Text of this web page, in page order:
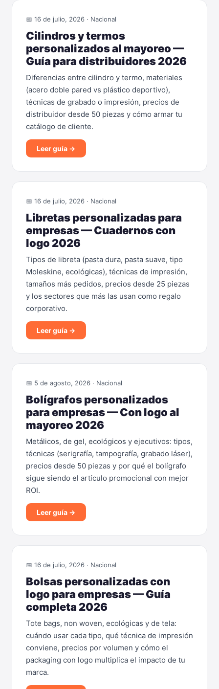
📅 16 de julio, 2026 · Nacional
Cilindros y termos
personalizados al mayoreo —
Guía para distribuidores 2026
Diferencias entre cilindro y termo, materiales
(acero doble pared vs plástico deportivo),
técnicas de grabado o impresión, precios de
distribuidor desde 50 piezas y cómo armar tu
catálogo de cliente.
Leer guía →
📅 16 de julio, 2026 · Nacional
Libretas personalizadas para
empresas — Cuadernos con
logo 2026
Tipos de libreta (pasta dura, pasta suave, tipo
Moleskine, ecológicas), técnicas de impresión,
tamaños más pedidos, precios desde 25 piezas
y los sectores que más las usan como regalo
corporativo.
Leer guía →
📅 5 de agosto, 2026 · Nacional
Bolígrafos personalizados
para empresas — Con logo al
mayoreo 2026
Metálicos, de gel, ecológicos y ejecutivos: tipos,
técnicas (serigrafía, tampografía, grabado láser),
precios desde 50 piezas y por qué el bolígrafo
sigue siendo el artículo promocional con mejor
ROI.
Leer guía →
📅 16 de julio, 2026 · Nacional
Bolsas personalizadas con
logo para empresas — Guía
completa 2026
Tote bags, non woven, ecológicas y de tela:
cuándo usar cada tipo, qué técnica de impresión
conviene, precios por volumen y cómo el
packaging con logo multiplica el impacto de tu
marca.